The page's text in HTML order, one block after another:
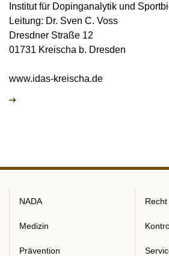
Institut für Dopinganalytik und
Leitung: Dr. Sven C. Voss
Dresdner Straße 12
01731 Kreischa b. Dresden
www.idas-kreischa.de
NADA Recht
Medizin
Prävention